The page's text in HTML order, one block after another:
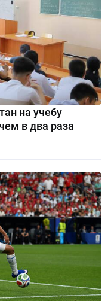
на учебу
в два раза